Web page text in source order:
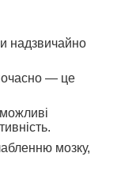
надзвичайно
— це
мозку,